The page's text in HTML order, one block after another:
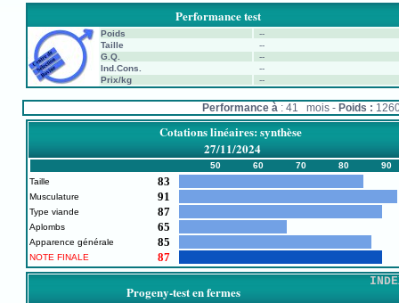
Performance test
Poids
--
Taille
--
G.Q.
--
Ind.Cons.
--
Prix/kg
--
Performance à : 41 mois - Poids :
Cotations linéaires: synthèse
27/11/2024
50 60 70 80
90
Taille
83
Musculature 91
Type viande 87
Aplombs 65
Apparence générale 85
NOTE FINALE 87
Progeny-test en fermes